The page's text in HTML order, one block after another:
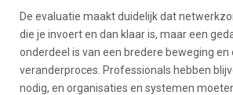
De evaluatie maakt duidelijk dat
die je invoert en dan klaar is, maar een
onderdeel is van een bredere beweging en
veranderproces. Professionals hebben
nodig, en organisaties en systemen